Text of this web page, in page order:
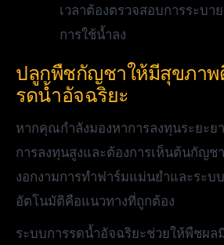
เวลาต้องตรวจสอบการระบ
การใช้น้ำลง
ปลูกพืชกัญชาให้มีสุขภาพ
รดน้ำอัจฉริยะ
หากคุณกำลังมองหาการลงทุนระยะ
การลงทุนสูงและต้องการเห็นต้นกัญ
งอกงามการทำฟาร์มแม่นยำและระบ
อัตโนมัติคือแนวทางที่ถูกต้อง
ระบบการรดน้ำอัจฉริยะช่วยให้พืชผ